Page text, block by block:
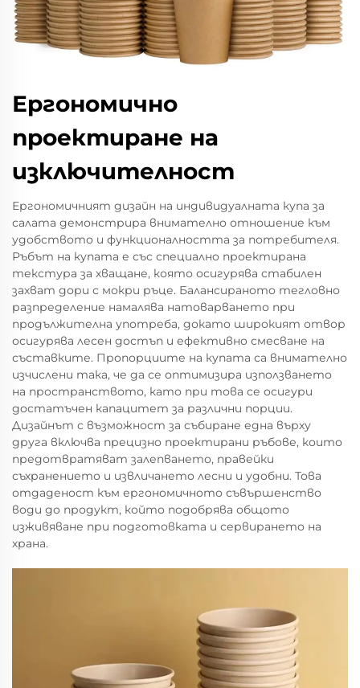
Ергономично
проектиране на
изключителност
Ергономичният дизайн на индивидуалната купа за
салата демонстрира внимателно отношение към
удобството и функционалността за потребителя.
Ръбът на купата е със специално проектирана
текстура за хващане, която осигурява стабилен
захват дори с мокри ръце. Балансираното тегловно
разпределение намалява натоварването при
продължителна употреба, докато широкият отвор
осигурява лесен достъп и ефективно смесване на
съставките. Пропорциите на купата са внимателно
изчислени така, че да се оптимизира използването
на пространството, като при това се осигури
достатъчен капацитет за различни порции.
Дизайнът с възможност за събиране една върху
друга включва прецизно проектирани ръбове, които
предотвратяват залепването, правейки
съхранението и извличането лесни и удобни. Това
отдаденост към ергономичното съвършенство
води до продукт, който подобрява общото
изживяване при подготовката и сервирането на
храна.